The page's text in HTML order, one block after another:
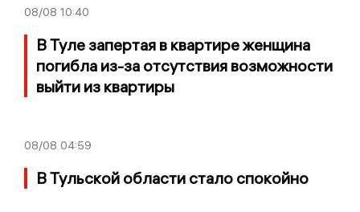
08/08 10:40
В Туле запертая в квартире женщина
погибла из-за отсутствия возможности
выйти из квартиры
08/08 04:59
В Тульской области стало спокойно